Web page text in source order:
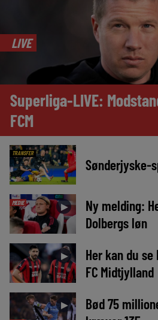
LIVE
Superliga-LIVE:
FCM
TRANSFER
MEDIE ►
Ny melding:
Dolbergs løn
►
Her kan du
FC Midtjylland
►
Bød 75